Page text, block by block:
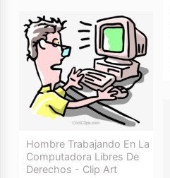
Hombre Trabajando En La
Computadora Libres De
Derechos - Clip Art